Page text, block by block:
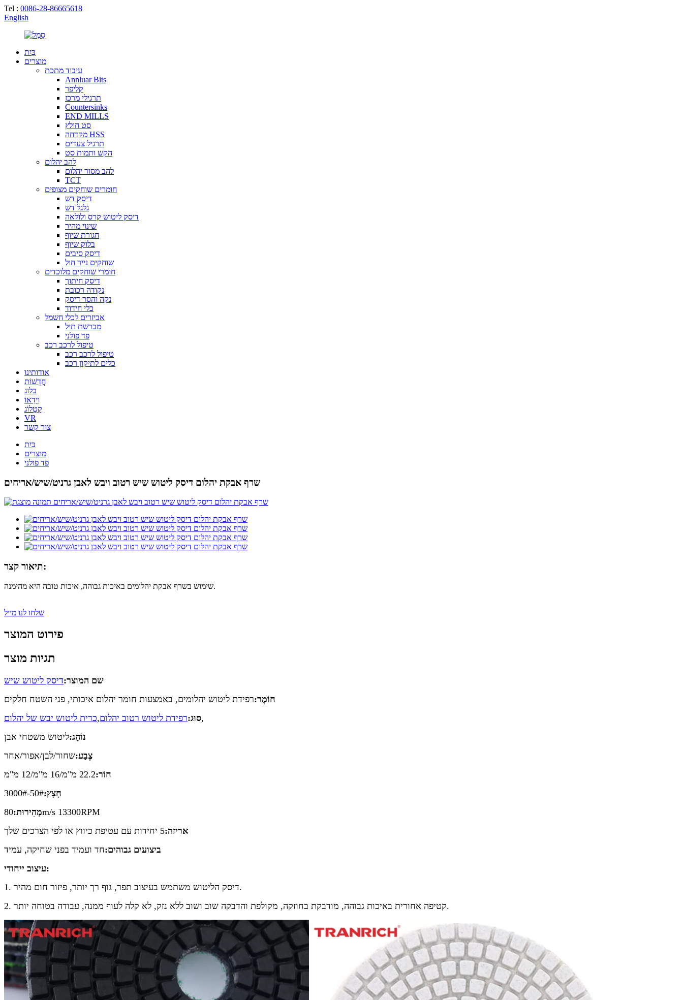
Tel : 0086-28-86665618
English
בַּיִת
מוצרים
עיבוד מתכת
Annluar Bits
קליפר
תרגילי מרכז
Countersinks
END MILLS
סט חולץ
מקדחה HSS
תרגיל צעדים
הקש ותמות סט
להב יהלום
להב מסור יהלום
TCT
חומרים שוחקים מצופים
דיסק דש
גלגל דש
דיסק ליטוש קרס ולולאה
שינוי מהיר
חגורת שיוף
בלוק שיוף
דיסק סיבים
שוחקים נייר חול
חומרי שוחקים מלוכדים
דיסק חיתוך
נקודה רכובת
נקה והסר דיסק
כלי חידוד
אביזרים לכלי חשמל
מברשת תיל
פד פולני
טיפול לרכב רכב
טיפול לרכב רכב
כלים לתיקון רכב
אודותינו
חֲדָשׁוֹת
בלוג
וִידֵאוֹ
קָטָלוֹג
VR
צור קשר
בַּיִת
מוצרים
פד פולני
שרף אבקת יהלום דיסק ליטוש שיש רטוב ויבש לאבן גרניט/שיש/אריחים
תיאור קצר:
שימוש בשרף אבקת יהלומים באיכות גבוהה, איכות טובה היא מהימנה.
שלחו לנו מייל
פירוט המוצר
תגיות מוצר
שם המוצר:דיסק ליטוש שיש
חוֹמֶר:רפידת ליטוש יהלומים, באמצעות חומר יהלום איכותי, פני השטח חלקים
סוּג:רפידת ליטוש רטוב יהלום,כרית ליטוש יבש של יהלום
,
נוֹהָג:ליטוש משטחי אבן
צֶבַע:שחור/לבן/אפור/אחר
חוֹר:22.2 מ"מ/16 מ"מ/12 מ"מ
חָצָץ:50#-3000#
מְהִירוּת:80m/s 13300RPM
אריזה:5 יחידות עם עטיפת כיווץ או לפי הצרכים שלך
ביצועים גבוהים:חד ועמיד בפני שחיקה, עמיד
עיצוב ייחודי:
1. דיסק הליטוש משתמש בעיצוב תפר, גוף רך יותר, פיזור חום מהיר.
2. קטיפה אחורית באיכות גבוהה, מודבקת בחוזקה, מקולפת והדבקה שוב ושוב ללא נזק, לא קלה לעוף ממנה, עבודה בטוחה יותר.